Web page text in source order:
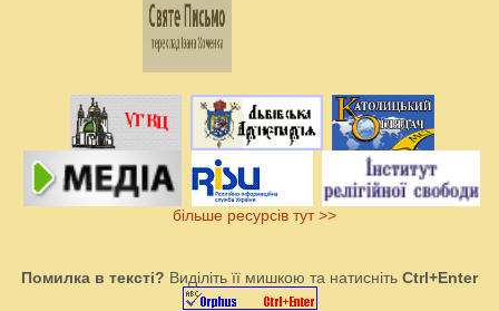
більше ресурсів тут >>
Помилка в тексті? Виділіть її мишкою та натисніть Ctrl+Enter